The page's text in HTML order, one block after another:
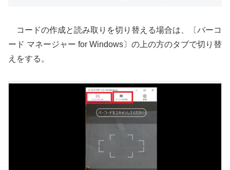
コードの作成と読み取りを切り替える場合は、〔バーコ
ード マネージャー for Windows〕の上の方のタブで切り替
えをする。